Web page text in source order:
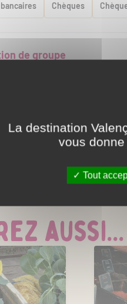
Chèques
de groupe
aussi...
La destination
vous
Tout